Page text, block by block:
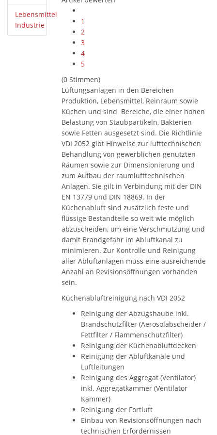
Lebensmittel
Industrie
1
2
3
4
5
(0 Stimmen)
Lüftungsanlagen in den Bereichen
Produktion, Lebensmittel, Reinraum sowie
Küchen und sind Bereiche, die einer hohen
Belastung von Staubpartikeln, Bakterien
sowie Fetten ausgesetzt sind. Die Richtlinie
VDI 2052 gibt Hinweise zur lufttechnischen
Behandlung von gewerblichen genutzten
Räumen sowie zur Dimensionierung und
zum Aufbau der raumlufttechnischen
Anlagen. Sie gilt in Verbindung mit der DIN
EN 13779 und DIN 18869. In der
Küchenabluft sind zusätzlich feste und
flüssige Bestandteile so weit wie möglich
abzuscheiden, um eine Verschmutzung und
damit Brandgefahr im Abluftkanal zu
minimieren. Zur Kontrolle und Reinigung
aller Abluftanlagen muss eine ausreichende
Anzahl an Revisionsöffnungen vorhanden
sein.
Küchenabluftreinigung nach VDI 2052
Reinigung der Abzugshaube inkl.
Brandschutzfilter (Aerosolabscheider /
Fettfilter / Flammenschutzfilter)
Reinigung der Küchenabluftdecken
Reinigung der Abluftkanäle und
Luftleitungen
Reinigung des Aggregat (Ventilator)
inkl. Aggregatkammer (Ventilator
Kammer)
Reinigung der Fortluft
Einbau von Revisionsöffnungen nach
technischen Erfordernissen